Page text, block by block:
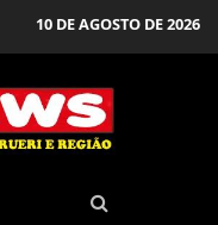
10 DE AGOSTO DE 2026